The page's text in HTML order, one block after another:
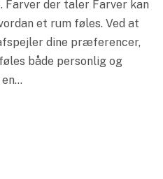
Farver der taler Farver kan
et rum føles. Ved at
dine præferencer,
både personlig og
en…